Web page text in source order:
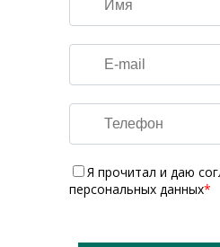
Я прочитал и даю
персональных данных*